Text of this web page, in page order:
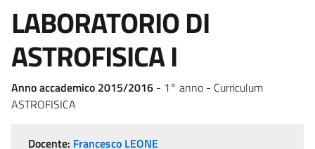
LABORATORIO DI
ASTROFISICA I
Anno accademico 2015/2016 - 1° anno - Curriculum
ASTROFISICA
Docente: Francesco LEONE